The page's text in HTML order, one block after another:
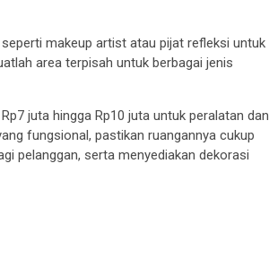
makeup artist atau pijat refleksi untuk
area terpisah untuk berbagai jenis
juta hingga Rp10 juta untuk peralatan dan
fungsional, pastikan ruangannya cukup
pelanggan, serta menyediakan dekorasi